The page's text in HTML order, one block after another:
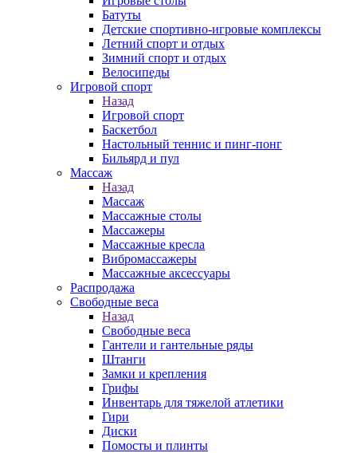
Батуты
Детские спортивно-игровые комплексы
Летний спорт и отдых
Зимний спорт и отдых
Велосипеды
Игровой спорт
Назад
Игровой спорт
Баскетбол
Настольный теннис и пинг-понг
Бильярд и пул
Массаж
Назад
Массаж
Массажные столы
Массажеры
Массажные кресла
Вибромассажеры
Массажные аксессуары
Распродажа
Свободные веса
Назад
Свободные веса
Гантели и гантельные ряды
Штанги
Замки и крепления
Грифы
Инвентарь для тяжелой атлетики
Гири
Диски
Помосты и плинты